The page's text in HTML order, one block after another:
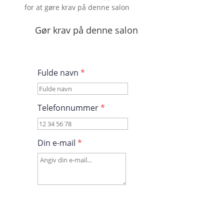
for at gøre krav på denne salon
Gør krav på denne salon
Fulde navn *
Telefonnummer*
Din e-mail *